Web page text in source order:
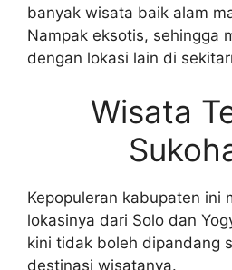
banyak wisata baik alam
Nampak eksotis, sehingga
dengan lokasi lain di
Wisata
Kepopuleran kabupaten ini
lokasinya dari Solo dan
kini tidak boleh dipandang
destinasi wisatanya.